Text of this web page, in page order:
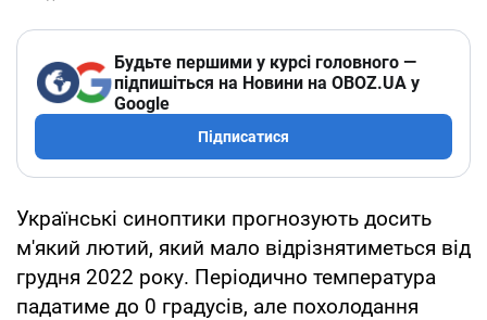
Будьте першими у курсі головного —
підпишіться на Новини на OBOZ.UA у
Google
Підписатися
Українські синоптики прогнозують досить
м'який лютий, який мало відрізнятиметься від
грудня 2022 року. Періодично температура
падатиме до 0 градусів, але похолодання